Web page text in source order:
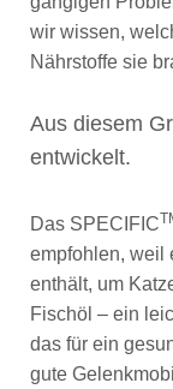
wir wissen,
Nährstoffe sie
Aus diesem
entwickelt.
Das SPECIFIC
empfohlen, weil
enthält, um
Fischöl – ein
das für ein
gute